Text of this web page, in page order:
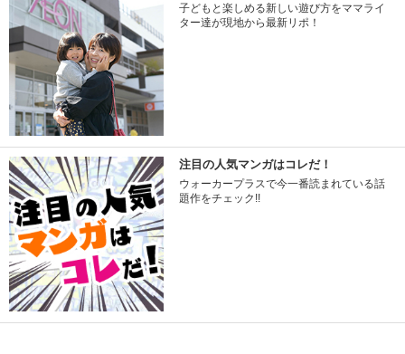
子どもと楽しめる新しい遊び方をママライ
ター達が現地から最新リポ！
注目の人気マンガはコレだ！
ウォーカープラスで今一番読まれている話
題作をチェック!!